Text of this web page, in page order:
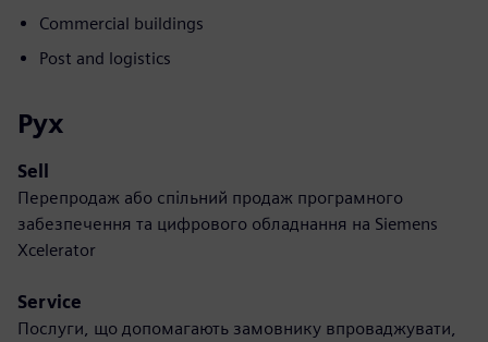
Commercial buildings
Post and logistics
Рух
Sell
Перепродаж або спільний продаж програмного
забезпечення та цифрового обладнання на Siemens
Xcelerator
Service
Послуги, що допомагають замовнику впроваджувати,